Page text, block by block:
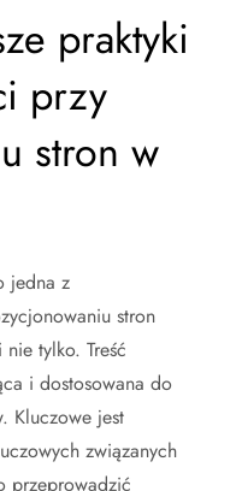
praktyki
przy
stron w
jedna z
stron
tylko. Treść
i dostosowana do
Kluczowe jest
związanych
przeprowadzić